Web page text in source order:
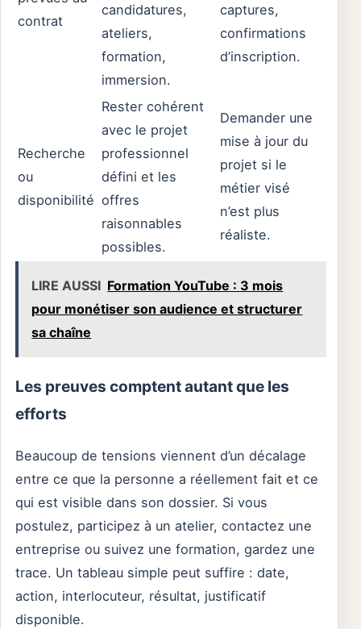
contrat
candidatures,
ateliers,
formation,
immersion.
captures,
confirmations
d’inscription.
Recherche
ou
disponibilité
Rester cohérent
avec le projet
professionnel
défini et les
offres
raisonnables
possibles.
Demander une
mise à jour du
projet si le
métier visé
n’est plus
réaliste.
LIRE AUSSI Formation YouTube : 3 mois
pour monétiser son audience et structurer
sa chaîne
Les preuves comptent autant que les
efforts
Beaucoup de tensions viennent d’un décalage
entre ce que la personne a réellement fait et ce
qui est visible dans son dossier. Si vous
postulez, participez à un atelier, contactez une
entreprise ou suivez une formation, gardez une
trace. Un tableau simple peut suffire : date,
action, interlocuteur, résultat, justificatif
disponible.